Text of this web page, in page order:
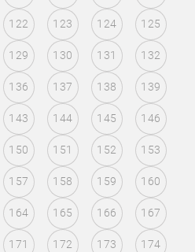
122 123 124 125
129 130 131 132
136 137 138 139
143 144 145 146
150 151 152 153
157 158 159 160
164 165 166 167
171 172 173 174